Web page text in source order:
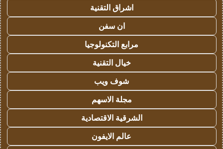
اشراق التقنية
ان سفن
مرابع التكنولوجيا
خيال التقنية
شوف ويب
مجلة الاسهم
الشرقية الاقتصادية
عالم الايفون